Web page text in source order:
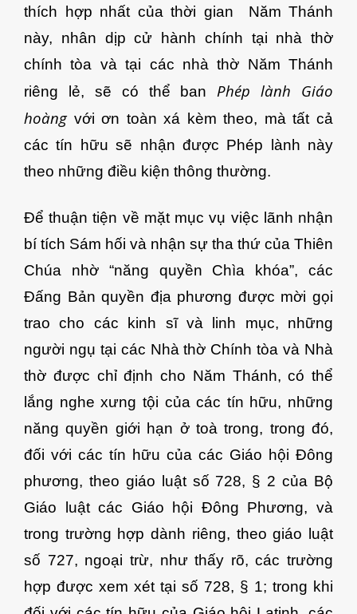
thích hợp nhất của thời gian Năm Thánh
này, nhân dịp cử hành chính tại nhà thờ
chính tòa và tại các nhà thờ Năm Thánh
riêng lẻ, sẽ có thể banPhép lành Giáo
hoàngvới ơn toàn xá kèm theo, mà tất cả
các tín hữu sẽ nhận được Phép lành này
theo những điều kiện thông thường.
Để thuận tiện về mặt mục vụ việc lãnh nhận
bí tích Sám hối và nhận sự tha thứ của Thiên
Chúa nhờ “năng quyền Chìa khóa”, các
Đấng Bản quyền địa phương được mời gọi
trao cho các kinh sĩ và linh mục, những
người ngụ tại các Nhà thờ Chính tòa và Nhà
thờ được chỉ định cho Năm Thánh, có thể
lắng nghe xưng tội của các tín hữu, những
năng quyền giới hạn ở toà trong, trong đó,
đối với các tín hữu của các Giáo hội Đông
phương, theo giáo luật số 728, § 2 của Bộ
Giáo luật các Giáo hội Đông Phương, và
trong trường hợp dành riêng, theo giáo luật
số 727, ngoại trừ, như thấy rõ, các trường
hợp được xem xét tại số 728, § 1; trong khi